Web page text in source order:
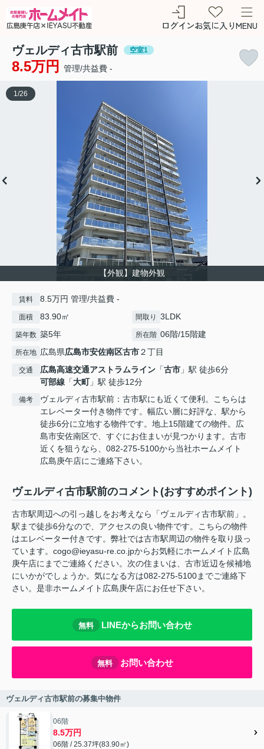
ログインお気に入りMENU
ヴェルディ古市駅前 空室1
8.5万円 管理/共益費 -
【外観】建物外観
1 /26
賃料 8.5万円 管理/共益費 -
面積 83.90㎡ 間取り 3LDK
築年数 築5年 所在階 06階/15階建
所在地 広島県広島市安佐南区古市２丁目
交通 広島高速交通アストラムライン 「古市 」駅 徒歩6分
可部線 「大町」駅 徒歩12分
備考
ヴェルディ古市駅前：古市駅にも近くて便利。こちらは
エレベーター付き物件です。幅広い層に好評な、駅から
徒歩6分に立地する物件です。地上15階建ての物件。広
島市安佐南区で、すぐにお住まいが見つかります。古市
近くを狙うなら、082-275-5100から当社ホームメイト
広島庚午店にご連絡下さい。
ヴェルディ古市駅前のコメント(おすすめポイント)
古市駅周辺への引っ越しをお考えなら「ヴェルディ古市駅前」。
駅まで徒歩6分なので、アクセスの良い物件です。こちらの物件
はエレベーター付きです。弊社では古市駅周辺の物件を取り扱っ
ています。cogo@ieyasu-re.co.jpからお気軽にホームメイト広島
庚午店にまでご連絡ください。次の住まいは、古市近辺を候補地
にいかがでしょうか。気になる方は082-275-5100までご連絡下
さい。是非ホームメイト広島庚午店にお任せ下さい。
無料 LINEからお問い合わせ
無料 お問い合わせ
ヴェルディ古市駅前の募集中物件
06階
8.5万円
06階 / 25.37坪(83.90㎡)